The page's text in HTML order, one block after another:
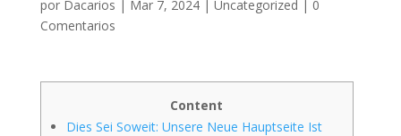
por Dacarios | Mar 7, 2024| Uncategorized | 0
Comentarios
Content
Dies Sei Soweit: Unsere Neue Hauptseite Ist